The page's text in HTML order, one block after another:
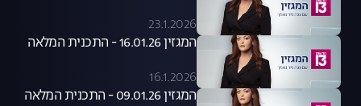
23.1.2026
המגזין 16.01.26 - התכנית המלאה
16.1.2026
המגזין 09.01.26 - התכנית המלאה